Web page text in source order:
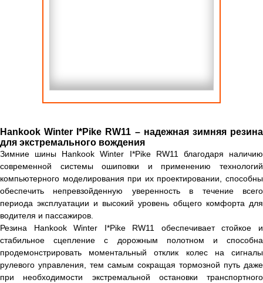
Hankook Winter I*Pike RW11 – надежная зимняя резина
для экстремального вождения
Зимние шины Hankook Winter I*Pike RW11 благодаря наличию
современной системы ошиповки и применению технологий
компьютерного моделирования при их проектировании, способны
обеспечить непревзойденную уверенность в течение всего
периода эксплуатации и высокий уровень общего комфорта для
водителя и пассажиров.
Резина Hankook Winter I*Pike RW11 обеспечивает стойкое и
стабильное сцепление с дорожным полотном и способна
продемонстрировать моментальный отклик колес на сигналы
рулевого управления, тем самым сокращая тормозной путь даже
при необходимости экстремальной остановки транспортного